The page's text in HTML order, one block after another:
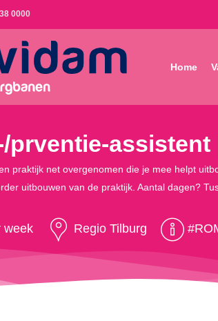
0000
Home
prventie-
praktijk net overgenomen die je mee helpt
uitbouwen van de praktijk. Aantal dagen?
week Regio Tilburg